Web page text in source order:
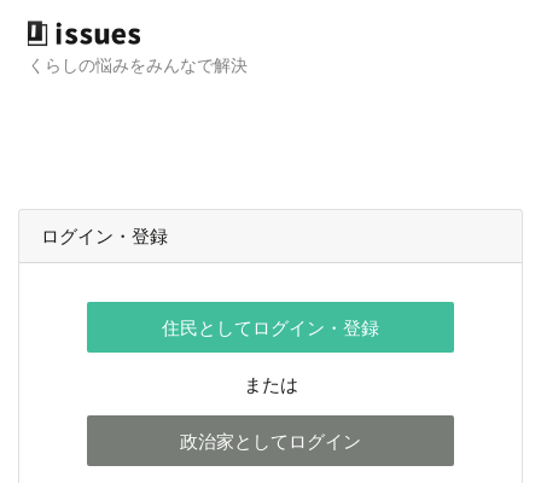
くらしの悩みをみんなで解決
ログイン・登録
住民としてログイン・登録
または
政治家としてログイン